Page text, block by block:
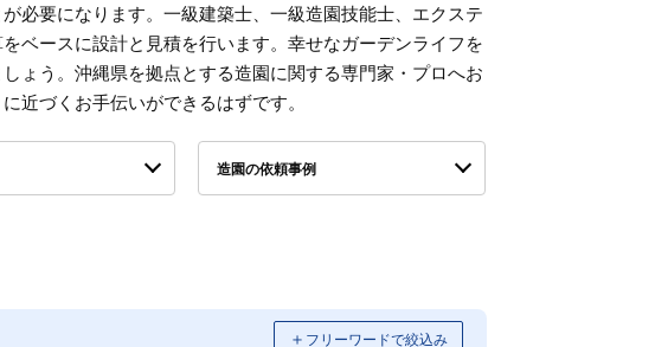
必要になります。一級建築士、一級造園技能士、エクステ
ベースに設計と見積を行います。幸せなガーデンライフを
ょう。沖縄県を拠点とする造園に関する専門家・プロへお
近づくお手伝いができるはずです。
造園の依頼事例
＋ フリーワードで絞込み